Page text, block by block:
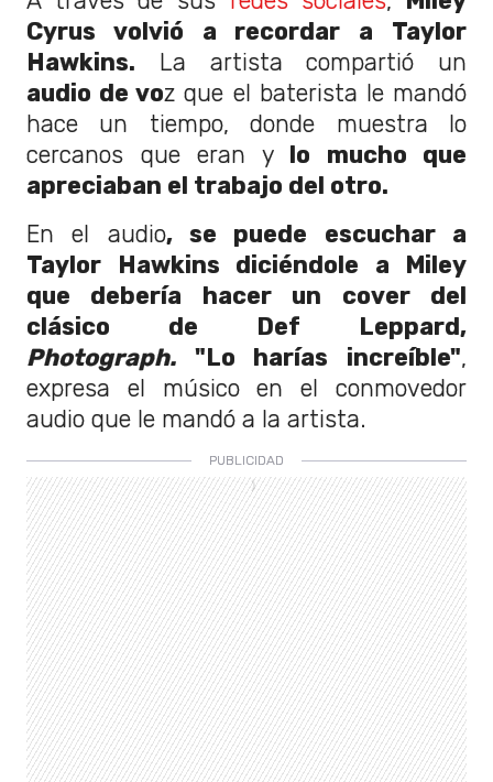
Cyrus volvió a recordar a Taylor
Hawkins. La artista compartió un
audio de voz que el baterista le mandó
hace un tiempo, donde muestra lo
cercanos que eran y lo mucho que
apreciaban el trabajo del otro.
En el audio, se puede escuchar a
Taylor Hawkins diciéndole a Miley
que debería hacer un cover del
clásico de Def Leppard,
Photograph. "Lo harías increíble",
expresa el músico en el conmovedor
audio que le mandó a la artista.